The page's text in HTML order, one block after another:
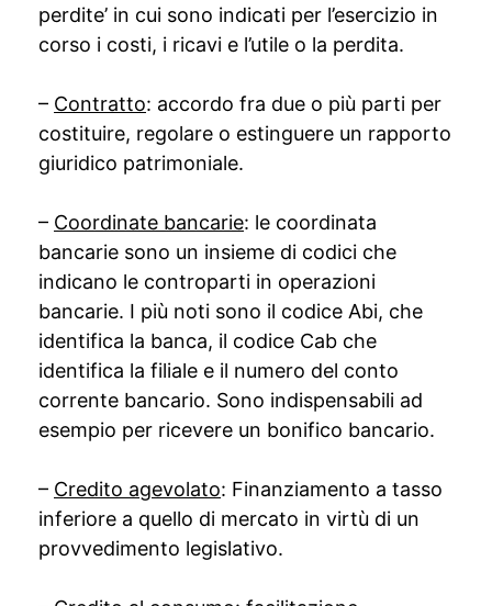
perdite’ in cui sono indicati per l’esercizio in
corso i costi, i ricavi e l’utile o la perdita.
– Contratto: accordo fra due o più parti per
costituire, regolare o estinguere un rapporto
giuridico patrimoniale.
– Coordinate bancarie: le coordinata
bancarie sono un insieme di codici che
indicano le controparti in operazioni
bancarie. I più noti sono il codice Abi, che
identifica la banca, il codice Cab che
identifica la filiale e il numero del conto
corrente bancario. Sono indispensabili ad
esempio per ricevere un bonifico bancario.
– Credito agevolato: Finanziamento a tasso
inferiore a quello di mercato in virtù di un
provvedimento legislativo.